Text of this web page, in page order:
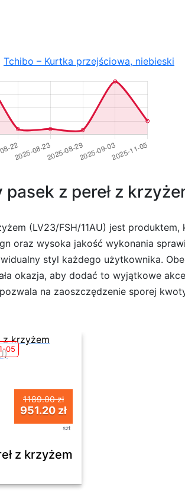
Tchibo – Kurtka przejściowa, niebieski
z pereł z
(LV23/FSH/11AU) jest
oraz wysoka jakość wykonania
styl każdego użytkownika.
okazja, aby dodać to wyjątkowe
na zaoszczędzenie sporej
05
1189.00 zł
951.20 zł
szt
z krzyżem (LV23/FSH/11AU)